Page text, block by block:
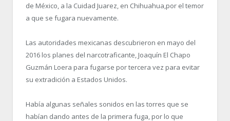
de México, a la Cuidad Juarez, en Chihuahua,por el temor
a que se fugara nuevamente.
Las autoridades mexicanas descubrieron en mayo del
2016 los planes del narcotraficante, Joaquín El Chapo
Guzmán Loera para fugarse por tercera vez para evitar
su extradición a Estados Unidos.
Había algunas señales sonidos en las torres que se
habían dando antes de la primera fuga, por lo que